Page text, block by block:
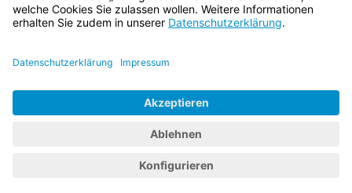
BayernPortal
Impressum